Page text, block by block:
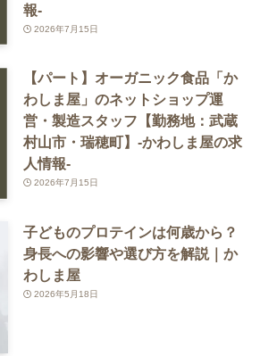
報-
2026年7月15日
【パート】オーガニック食品「か
わしま屋」のネットショップ運
営・製造スタッフ【勤務地：武蔵
村山市・瑞穂町】-かわしま屋の求
人情報-
2026年7月15日
子どものプロテインは何歳から？
身長への影響や選び方を解説｜か
わしま屋
2026年5月18日